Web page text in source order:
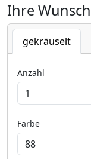
Ihre
gekräuselt
Anzahl
Farbe